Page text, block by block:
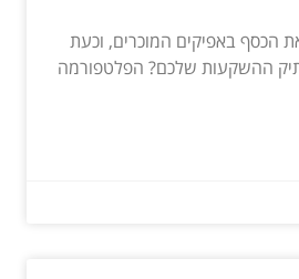
הכסף באפיקים המוכרים, וכעת
תיק ההשקעות שלכם? הפלטפורמה